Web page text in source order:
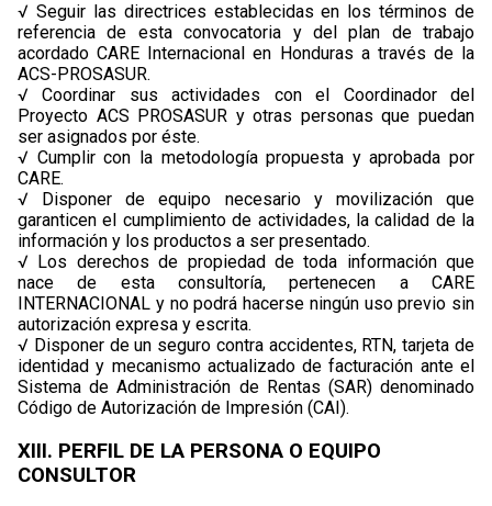
√ Seguir las directrices establecidas en los términos de
referencia de esta convocatoria y del plan de trabajo
acordado CARE Internacional en Honduras a través de la
ACS-PROSASUR.
√ Coordinar sus actividades con el Coordinador del
Proyecto ACS PROSASUR y otras personas que puedan
ser asignados por éste.
√ Cumplir con la metodología propuesta y aprobada por
CARE.
√ Disponer de equipo necesario y movilización que
garanticen el cumplimiento de actividades, la calidad de la
información y los productos a ser presentado.
√ Los derechos de propiedad de toda información que
nace de esta consultoría, pertenecen a CARE
INTERNACIONAL y no podrá hacerse ningún uso previo sin
autorización expresa y escrita.
√ Disponer de un seguro contra accidentes, RTN, tarjeta de
identidad y mecanismo actualizado de facturación ante el
Sistema de Administración de Rentas (SAR) denominado
Código de Autorización de Impresión (CAI).
XIII. PERFIL DE LA PERSONA O EQUIPO
CONSULTOR